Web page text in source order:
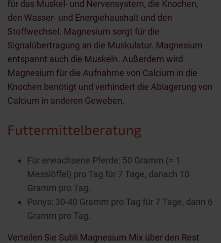
für das Muskel- und Nervensystem, die Knochen,
den Wasser- und Energiehaushalt und den
Stoffwechsel. Magnesium sorgt für die
Signalübertragung an die Muskulatur. Magnesium
entspannt auch die Muskeln. Außerdem wird
Magnesium für die Aufnahme von Calcium in die
Knochen benötigt und verhindert die Ablagerung von
Calcium in anderen Geweben.
Futtermittelberatung
Für erwachsene Pferde: 50 Gramm (= 1
Messlöffel) pro Tag für 7 Tage, danach 10
Gramm pro Tag.
Ponys: 30-40 Gramm pro Tag für 7 Tage, dann 6
Gramm pro Tag.
Verteilen Sie Subli Magnesium Mix über den Rest